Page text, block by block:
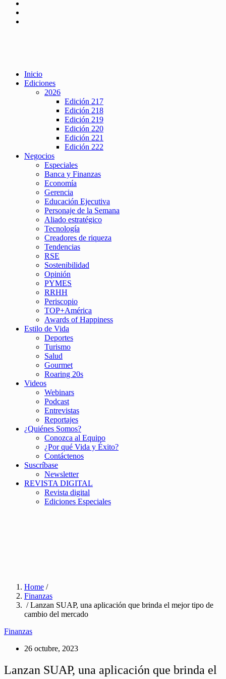
Inicio
Ediciones
2026
Edición 217
Edición 218
Edición 219
Edición 220
Edición 221
Edición 222
Negocios
Especiales
Banca y Finanzas
Economía
Gerencia
Educación Ejecutiva
Personaje de la Semana
Aliado estratégico
Tecnología
Creadores de riqueza
Tendencias
RSE
Sostenibilidad
Opinión
PYMES
RRHH
Periscopio
TOP+América
Awards of Happiness
Estilo de Vida
Deportes
Turismo
Salud
Gourmet
Roaring 20s
Videos
Webinars
Podcast
Entrevistas
Reportajes
¿Quiénes Somos?
Conozca al Equipo
¿Por qué Vida y Éxito?
Contáctenos
Suscríbase
Newsletter
REVISTA DIGITAL
Revista digital
Ediciones Especiales
Home /
Finanzas
/ Lanzan SUAP, una aplicación que brinda el mejor tipo de
cambio del mercado
Finanzas
26 octubre, 2023
Lanzan SUAP, una aplicación que brinda el